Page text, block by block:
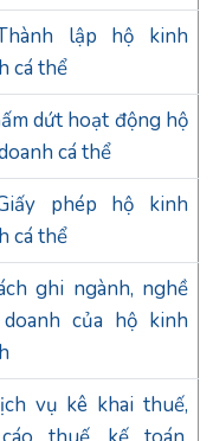
lập hộ kinh
cá thể
dứt hoạt động hộ
cá thể
phép hộ kinh
cá thể
ghi ngành, nghề
của hộ kinh
vụ kê khai thuế,